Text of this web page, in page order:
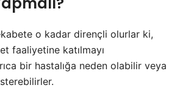
o kadar dirençli olurlar ki,
faaliyetine katılmayı
bir hastalığa neden olabilir veya